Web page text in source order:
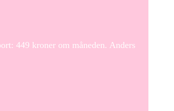
449 kroner om måneden. Anders